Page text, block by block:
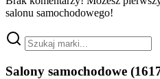
salonu samochodowego!
Salony samochodowe